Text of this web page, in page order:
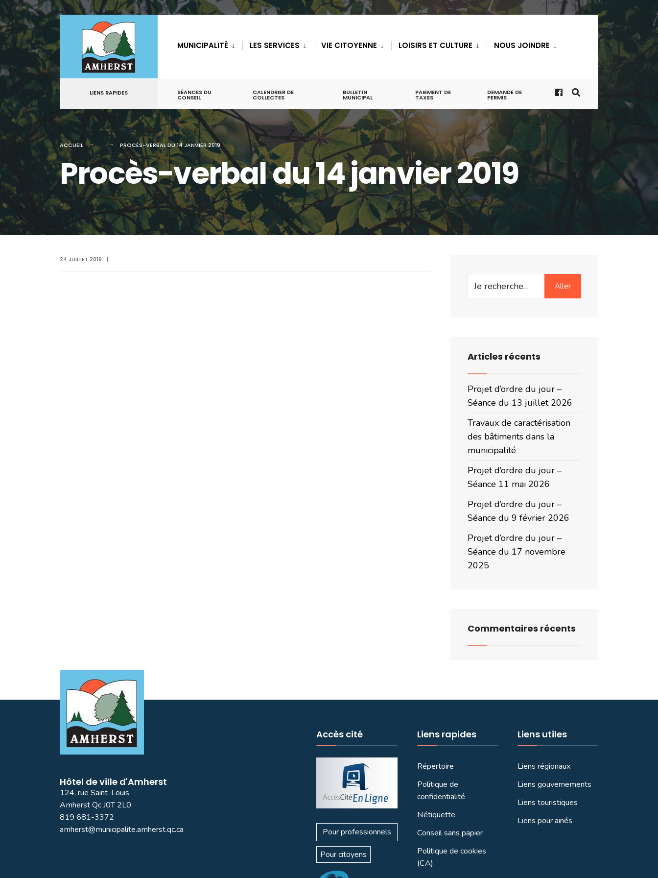
contenu
MUNICIPALITÉ LES SERVICES VIE CITOYENNE LOISIRS ET CULTURE NOUS JOINDRE
LIENS RAPIDES SÉANCES DU
CONSEIL
CALENDRIER DE
COLLECTES
BULLETIN
MUNICIPAL
PAIEMENT DE
TAXES
DEMANDE DE
PERMIS
ACCUEIL PROCÈS-VERBAL DU 14 JANVIER 2019
Procès-verbal du 14 janvier 2019
24 JUILLET 2019 |
Search
Aller
Articles récents
Projet d’ordre du jour –
Séance du 13 juillet 2026
Travaux de caractérisation
des bâtiments dans la
municipalité
Projet d’ordre du jour –
Séance 11 mai 2026
Projet d’ordre du jour –
Séance du 9 février 2026
Projet d’ordre du jour –
Séance du 17 novembre
2025
Commentaires récents
Hôtel de ville d'Amherst
124, rue Saint-Louis
Amherst Qc J0T 2L0
819 681-3372
amherst@municipalite.amherst.qc.ca
Accès cité
Pour professionnels
Pour citoyens
Liens rapides
Répertoire
Politique de
confidentialité
Nétiquette
Conseil sans papier
Politique de cookies
(CA)
Liens utiles
Liens régionaux
Liens gouvernements
Liens touristiques
Liens pour ainés